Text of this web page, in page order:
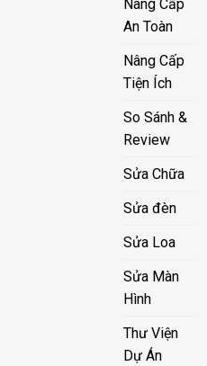
Nâng Cấp
An Toàn
Nâng Cấp
Tiện Ích
So Sánh &
Review
Sửa Chữa
Sửa đèn
Sửa Loa
Sửa Màn
Hình
Thư Viện
Dự Án